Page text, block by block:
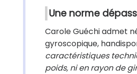
Une norme
Carole Guéchi admet
gyroscopique,
caractéristiques
poids, ni en rayon de